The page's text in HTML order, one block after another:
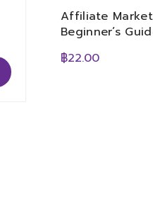
Affiliate
Beginner’s
฿22.00